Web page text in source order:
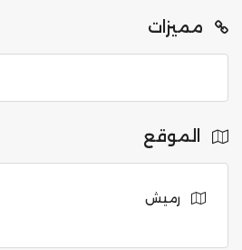
مميزات
الموقع
رميش